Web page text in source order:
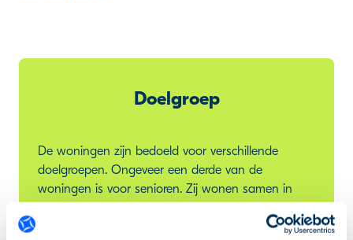
Doelgroep
De woningen zijn bedoeld voor verschillende
doelgroepen. Ongeveer een derde van de
woningen is voor senioren. Zij wonen samen in
gemeenschappelijke ruimte. Ongeveer 10% van de